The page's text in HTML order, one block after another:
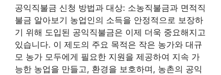
공익직불금 신청 방법과 대상: 소농직불금과 면적직
불금 알아보기 농업인의 소득을 안정적으로 보장하
기 위해 도입된 공익직불금은 이제 더욱 중요해지고
있습니다. 이 제도의 주요 목적은 작은 농가와 대규
모 농가 모두에게 필요한 지원을 제공하여 지속 가
능한 농업을 만들고, 환경을 보호하며, 농촌의 공익